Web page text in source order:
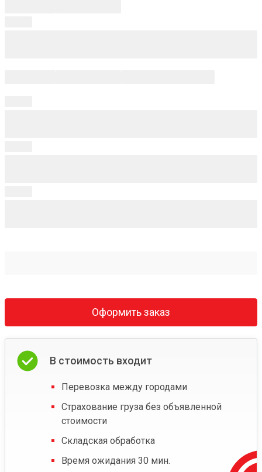
Оформить заказ
В стоимость входит
Перевозка между городами
Страхование груза без объявленной
стоимости
Складская обработка
Время ожидания 30 мин.